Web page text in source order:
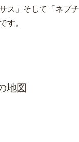
ス」そして「ネプチ
す。
地図